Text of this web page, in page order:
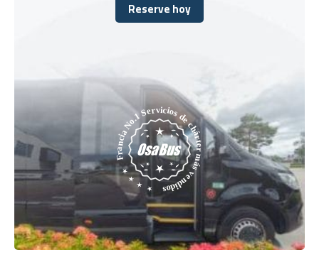
Reserve hoy
Reserve hoy